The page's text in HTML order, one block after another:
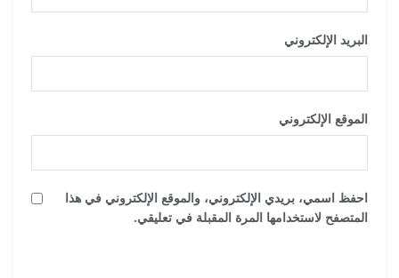
البريد الإلكتروني
الموقع الإلكتروني
احفظ اسمي، بريدي الإلكتروني، والموقع الإلكتروني في هذا
المتصفح لاستخدامها المرة المقبلة في تعليقي.